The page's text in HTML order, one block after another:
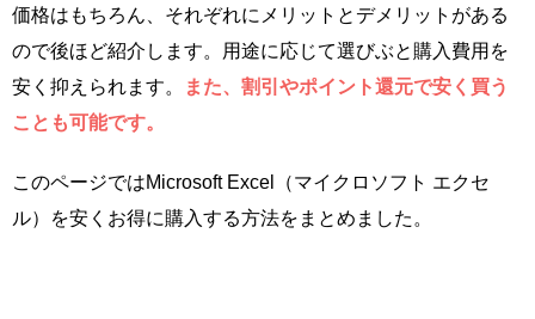
価格はもちろん、それぞれにメリットとデメリットがある
ので後ほど紹介します。用途に応じて選びぶと購入費用を
安く抑えられます。
また、割引やポイント還元で安く買う
ことも可能です。
このページではMicrosoft Excel（マイクロソフト エクセ
ル）を安くお得に購入する方法をまとめました。